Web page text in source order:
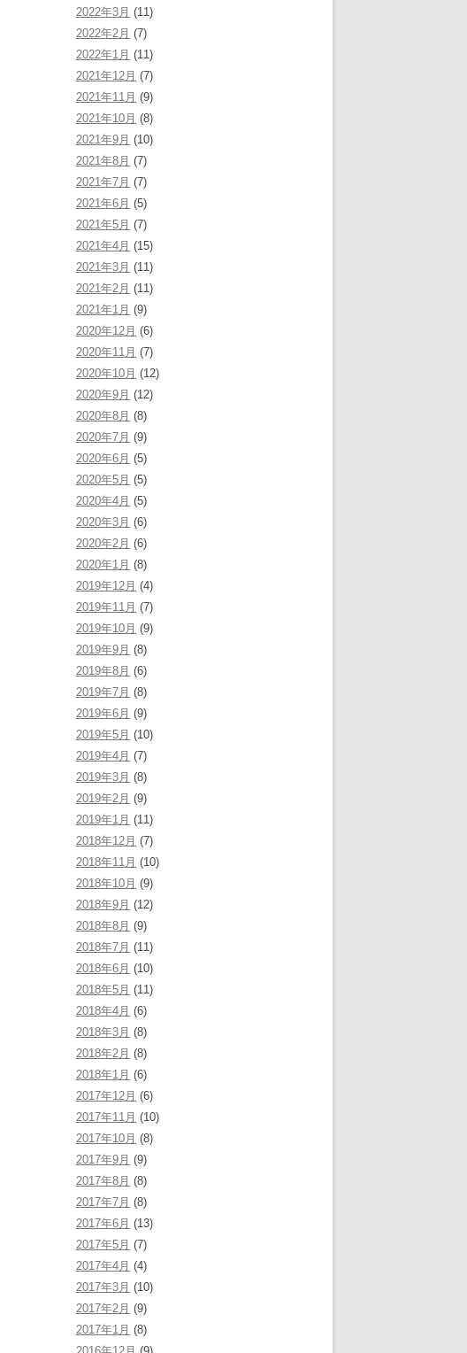
2022年3月 (11)
2022年2月 (7)
2022年1月 (11)
2021年12月 (7)
2021年11月 (9)
2021年10月 (8)
2021年9月 (10)
2021年8月 (7)
2021年7月 (7)
2021年6月 (5)
2021年5月 (7)
2021年4月 (15)
2021年3月 (11)
2021年2月 (11)
2021年1月 (9)
2020年12月 (6)
2020年11月 (7)
2020年10月 (12)
2020年9月 (12)
2020年8月 (8)
2020年7月 (9)
2020年6月 (5)
2020年5月 (5)
2020年4月 (5)
2020年3月 (6)
2020年2月 (6)
2020年1月 (8)
2019年12月 (4)
2019年11月 (7)
2019年10月 (9)
2019年9月 (8)
2019年8月 (6)
2019年7月 (8)
2019年6月 (9)
2019年5月 (10)
2019年4月 (7)
2019年3月 (8)
2019年2月 (9)
2019年1月 (11)
2018年12月 (7)
2018年11月 (10)
2018年10月 (9)
2018年9月 (12)
2018年8月 (9)
2018年7月 (11)
2018年6月 (10)
2018年5月 (11)
2018年4月 (6)
2018年3月 (8)
2018年2月 (8)
2018年1月 (6)
2017年12月 (6)
2017年11月 (10)
2017年10月 (8)
2017年9月 (9)
2017年8月 (8)
2017年7月 (8)
2017年6月 (13)
2017年5月 (7)
2017年4月 (4)
2017年3月 (10)
2017年2月 (9)
2017年1月 (8)